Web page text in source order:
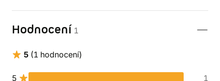
Hodnocení 1
5 (1 hodnocení)
5 1